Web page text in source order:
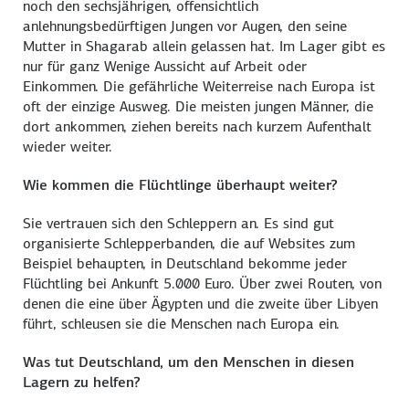
noch den sechsjährigen, offensichtlich
anlehnungsbedürftigen Jungen vor Augen, den seine
Mutter in Shagarab allein gelassen hat. Im Lager gibt es
nur für ganz Wenige Aussicht auf Arbeit oder
Einkommen. Die gefährliche Weiterreise nach Europa ist
oft der einzige Ausweg. Die meisten jungen Männer, die
dort ankommen, ziehen bereits nach kurzem Aufenthalt
wieder weiter.
Wie kommen die Flüchtlinge überhaupt weiter?
Sie vertrauen sich den Schleppern an. Es sind gut
organisierte Schlepperbanden, die auf Websites zum
Beispiel behaupten, in Deutschland bekomme jeder
Flüchtling bei Ankunft 5.000 Euro. Über zwei Routen, von
denen die eine über Ägypten und die zweite über Libyen
führt, schleusen sie die Menschen nach Europa ein.
Was tut Deutschland, um den Menschen in diesen
Lagern zu helfen?